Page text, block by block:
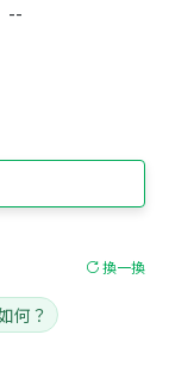
--
換一換
何？